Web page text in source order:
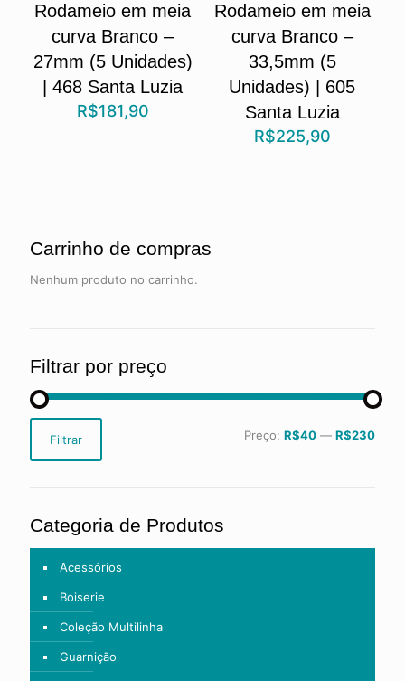
Rodameio em meia
curva Branco –
27mm (5 Unidades)
| 468 Santa Luzia
R$181,90
Rodameio em meia
curva Branco –
33,5mm (5
Unidades) | 605
Santa Luzia
R$225,90
Carrinho de compras
Nenhum produto no carrinho.
Filtrar por preço
Preço
mínimo
Preço
máximo
Filtrar Preço: R$40 — R$230
Categoria de Produtos
Acessórios
Boiserie
Coleção Multilinha
Guarnição